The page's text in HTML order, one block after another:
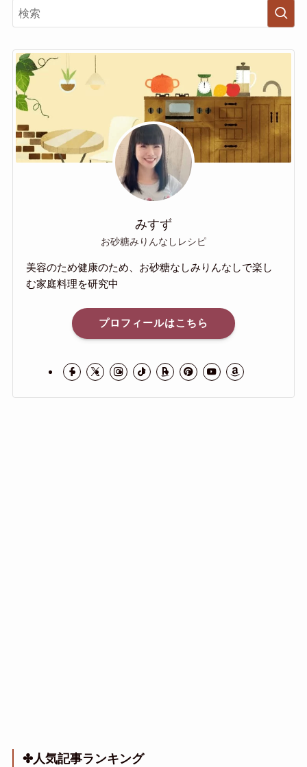
みすず
お砂糖みりんなしレシピ
美容のため健康のため、お砂糖なしみりんなしで楽し
む家庭料理を研究中
プロフィールはこちら
✤人気記事ランキング